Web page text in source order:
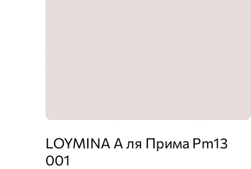
LOYMINA А ля Прима Pm13
001